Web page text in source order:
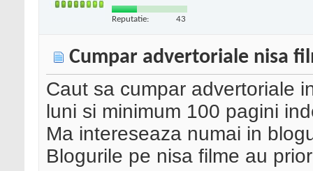
Reputatie: 43
Cumpar advertoriale nisa
Caut sa cumpar advertoriale
luni si minimum 100 pagini
Ma intereseaza numai in
Blogurile pe nisa filme au